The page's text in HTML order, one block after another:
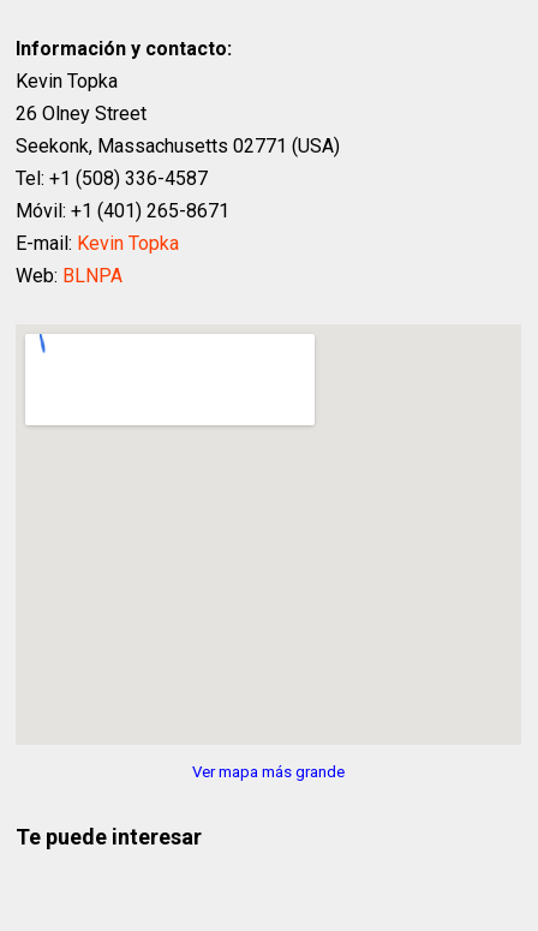
Información y contacto:
Kevin Topka
26 Olney Street
Seekonk, Massachusetts 02771 (USA)
Tel: +1 (508) 336-4587
Móvil: +1 (401) 265-8671
E-mail: Kevin Topka
Web: BLNPA
Ver mapa más grande
Te puede interesar